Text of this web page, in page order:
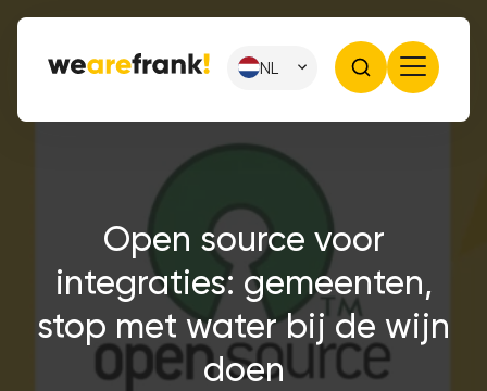
NL
Open source voor
integraties: gemeenten,
stop met water bij de wijn
doen